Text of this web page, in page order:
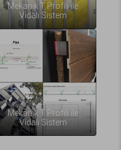
Mekanik T Profili ile
Vidalı Sistem
Mekanik T Profili ile
Vidalı Sistem